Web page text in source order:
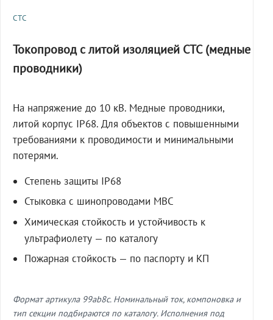
СТС
Токопровод с литой изоляцией СТС (медные
проводники)
На напряжение до 10 кВ. Медные проводники,
литой корпус IP68. Для объектов с повышенными
требованиями к проводимости и минимальными
потерями.
Степень защиты IP68
Стыковка с шинопроводами МВС
Химическая стойкость и устойчивость к
ультрафиолету — по каталогу
Пожарная стойкость — по паспорту и КП
Формат артикула 99ab8c. Номинальный ток, компоновка и
тип секции подбираются по каталогу. Исполнения под